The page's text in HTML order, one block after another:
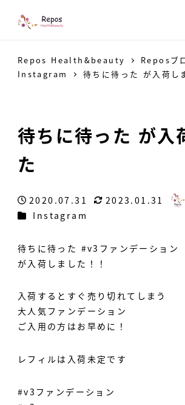
Repos Health&beauty
Reposブ
Instagram
待ちに待った が入荷し
待ちに待った が入
た
投稿日
2020.07.31
更新日
2023.01.31
著
カテゴリー
Instagram
待ちに待った #v3ファンデーション
が入荷しました！！
入荷するとすぐ売り切れてしまう
大人気ファンデーション
ご入用の方はお早めに！
レフィルは入荷未定です
#v3ファンデーション